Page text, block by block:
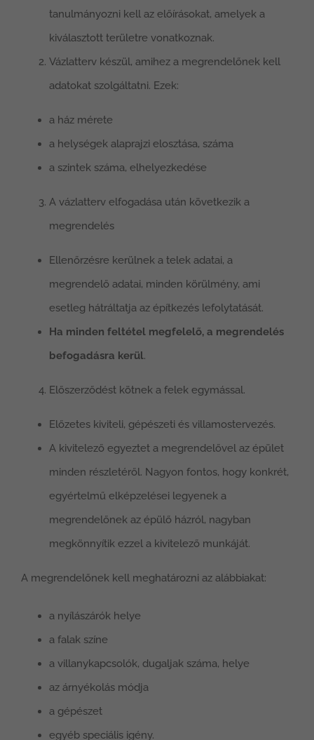
tanulmányozni kell az előírásokat, amelyek a
kiválasztott területre vonatkoznak.
Vázlatterv készül, amihez a megrendelőnek kell
adatokat szolgáltatni. Ezek:
a ház mérete
a helységek alaprajzi elosztása, száma
a szintek száma, elhelyezkedése
A vázlatterv elfogadása után következik a
megrendelés
Ellenőrzésre kerülnek a telek adatai, a
megrendelő adatai, minden körülmény, ami
esetleg hátráltatja az építkezés lefolytatását.
Ha minden feltétel megfelelő, a megrendelés
befogadásra kerül.
Előszerződést kötnek a felek egymással.
Előzetes kiviteli, gépészeti és villamostervezés.
A kivitelező egyeztet a megrendelővel az épület
minden részletéről. Nagyon fontos, hogy konkrét,
egyértelmű elképzelései legyenek a
megrendelőnek az épülő házról, nagyban
megkönnyítik ezzel a kivitelező munkáját.
A megrendelőnek kell meghatározni az alábbiakat:
a nyílászárók helye
a falak színe
a villanykapcsolók, dugaljak száma, helye
az árnyékolás módja
a gépészet
egyéb speciális igény.